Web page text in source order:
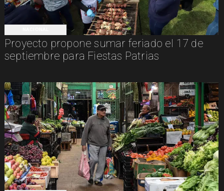
Proyecto propone sumar feriado el 17 de
septiembre para Fiestas Patrias